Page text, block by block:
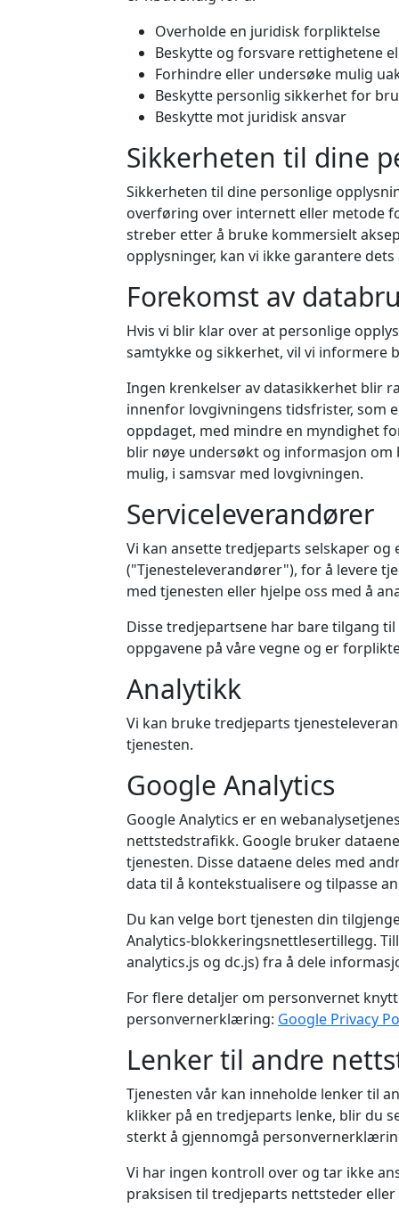
Overholde en juridisk forpliktelse
Beskytte og forsvare rettighetene
Forhindre eller undersøke mulig
Beskytte personlig sikkerhet for
Beskytte mot juridisk ansvar
Sikkerheten til dine
Sikkerheten til dine personlige
overføring over internett eller metode
streber etter å bruke kommersielt
opplysninger, kan vi ikke garantere
Forekomst av
Hvis vi blir klar over at personlige
samtykke og sikkerhet, vil vi informere
Ingen krenkelser av datasikkerhet blir
innenfor lovgivningens tidsfrister, som
oppdaget, med mindre en myndighet
blir nøye undersøkt og informasjon
mulig, i samsvar med lovgivningen.
Serviceleverandører
Vi kan ansette tredjeparts selskaper
("Tjenesteleverandører"), for å levere
med tjenesten eller hjelpe oss med å
Disse tredjepartsene har bare tilgang
oppgavene på våre vegne og er
Analytikk
Vi kan bruke tredjeparts
tjenesten.
Google Analytics
Google Analytics er en
nettstedstrafikk. Google bruker
tjenesten. Disse dataene deles med
data til å kontekstualisere og tilpasse
Du kan velge bort tjenesten din
Analytics-blokkeringsnettlesertillegg.
analytics.js og dc.js) fra å dele
For flere detaljer om personvernet
personvernerklæring: Google Privacy
Lenker til andre
Tjenesten vår kan inneholde lenker til
klikker på en tredjeparts lenke, blir du
sterkt å gjennomgå
Vi har ingen kontroll over og tar ikke
praksisen til tredjeparts nettsteder eller